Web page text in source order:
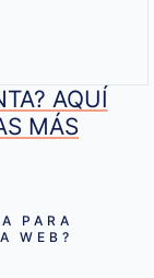
AQUÍ
MÁS
PARA
WEB?